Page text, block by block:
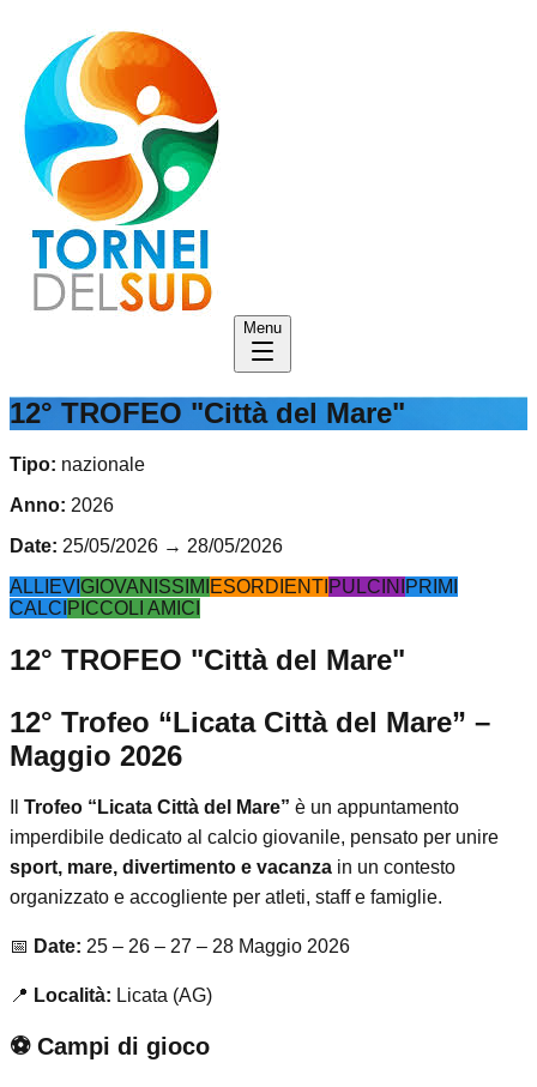
Menu
12° TROFEO "Città del Mare"
Tipo: nazionale
Anno: 2026
Date: 25/05/2026 → 28/05/2026
ALLIEVI GIOVANISSIMI ESORDIENTI PULCINI PRIMI
CALCI PICCOLI AMICI
12° TROFEO "Città del Mare"
12° Trofeo “Licata Città del Mare” –
Maggio 2026
Trofeo “Licata Città del Mare” è un appuntamento
imperdibile dedicato al calcio giovanile, pensato per unire
sport, mare, divertimento e vacanza in un contesto
organizzato e accogliente per atleti, staff e famiglie.
📅 Date: 25 – 26 – 27 – 28 Maggio 2026
📍 Località: Licata (AG)
⚽ Campi di gioco